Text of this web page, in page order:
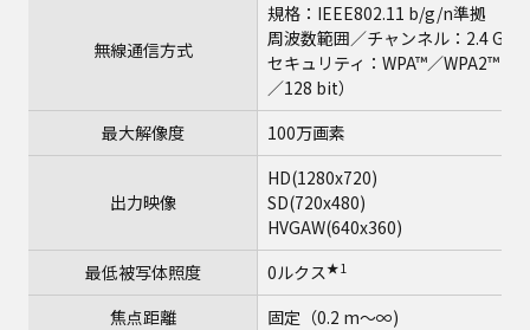
無線通信方式
規格：IEEE802.11 b/g/n準拠
周波数範囲／チャンネル：2.4
セキュリティ：WPA™／WPA2™（
／128 bit）
最大解像度
100万画素
出力映像
HD(1280x720)
SD(720x480)
HVGAW(640x360)
最低被写体照度
0ルクス★1
焦点距離
固定（0.2 m～∞)